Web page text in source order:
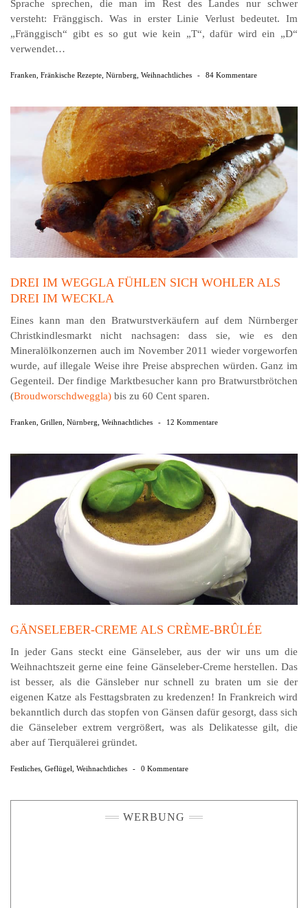
Sprache sprechen, die man im Rest des Landes nur schwer
versteht: Fränggisch. Was in erster Linie Verlust bedeutet. Im
„Fränggisch“ gibt es so gut wie kein „T“, dafür wird ein „D“
verwendet…
Franken Fränkische Rezepte Nürnberg Weihnachtliches - 84 Kommentare
DREI IM WEGGLA FÜHLEN SICH WOHLER ALS
DREI IM WECKLA
Eines kann man den Bratwurstverkäufern auf dem Nürnberger
Christkindlesmarkt nicht nachsagen: dass sie, wie es den
Mineralölkonzernen auch im November 2011 wieder vorgeworfen
wurde, auf illegale Weise ihre Preise absprechen würden. Ganz im
Gegenteil. Der findige Marktbesucher kann pro Bratwurstbrötchen
(Broudworschdweggla) bis zu 60 Cent sparen.
Franken Grillen Nürnberg Weihnachtliches - 12 Kommentare
GÄNSELEBER-CREME ALS CRÈME-BRÛLÉE
In jeder Gans steckt eine Gänseleber, aus der wir uns um die
Weihnachtszeit gerne eine feine Gänseleber-Creme herstellen. Das
ist besser, als die Gänsleber nur schnell zu braten um sie der
eigenen Katze als Festtagsbraten zu kredenzen! In Frankreich wird
bekanntlich durch das stopfen von Gänsen dafür gesorgt, dass sich
die Gänseleber extrem vergrößert, was als Delikatesse gilt, die
aber auf Tierquälerei gründet.
Festliches Geflügel Weihnachtliches - 0 Kommentare
WERBUNG